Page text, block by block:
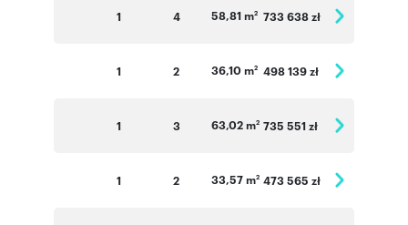
1 4 58,81 m2 733 638 zł
1 2 36,10 m2 498 139 zł
1 3 63,02 m2 735 551 zł
1 2 33,57 m2 473 565 zł